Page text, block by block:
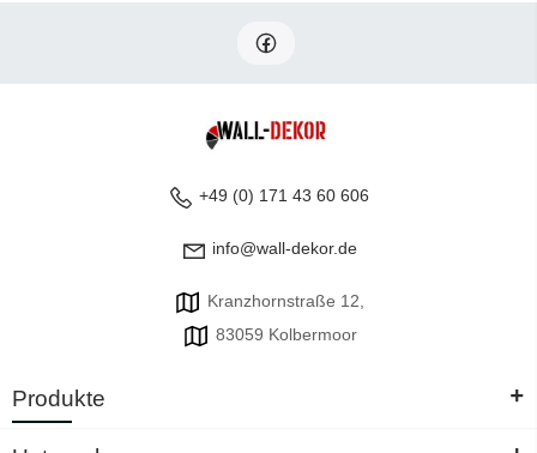
+49 (0) 171 43 60 606
info@wall-dekor.de
Kranzhornstraße 12,
83059 Kolbermoor
Produkte +